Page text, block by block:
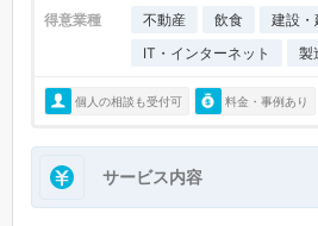
得意業種 不動産 飲食
建設・
IT・インターネット
製
個人の相談も受付可 料金・事例あり
サービス内容